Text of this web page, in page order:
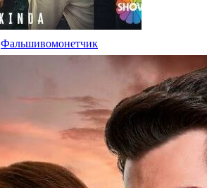
Фальшивомонетчик